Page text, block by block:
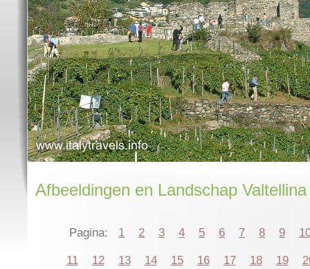
Afbeeldingen en Landschap Valtellina
Pagina: 1 2 3 4 5 6 7 8 9
11 12 13 14 15 16 17 18 19